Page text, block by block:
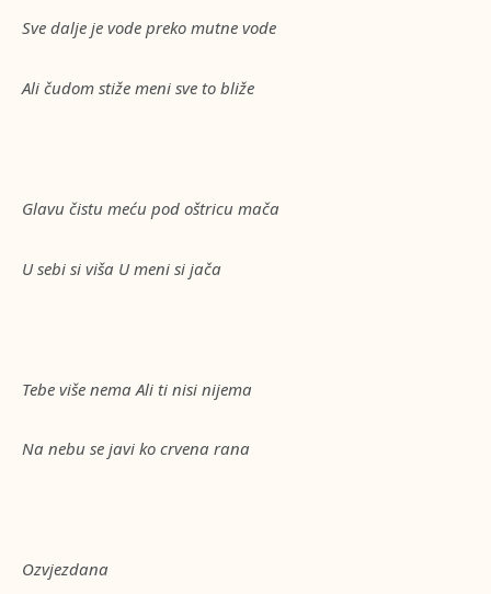
Sve dalje je vode preko mutne vode
Ali čudom stiže meni sve to bliže
Glavu čistu meću pod oštricu mača
U sebi si viša U meni si jača
Tebe više nema Ali ti nisi nijema
Na nebu se javi ko crvena rana
Ozvjezdana